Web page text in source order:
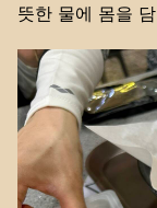
뜻한 물에 몸을